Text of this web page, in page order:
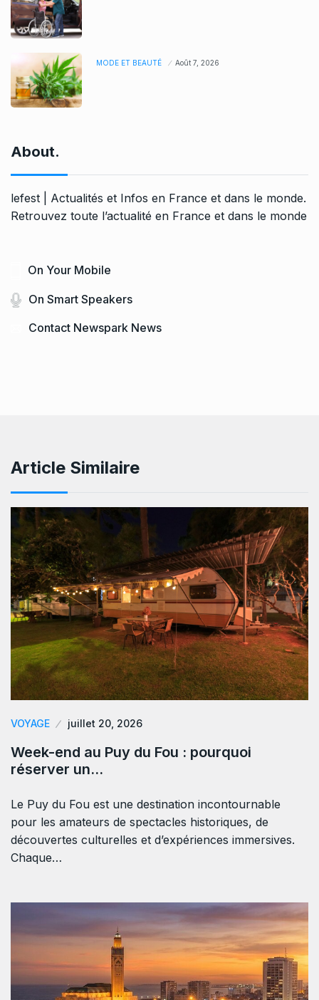
MODE ET BEAUTÉ Août 7, 2026
About.
lefest | Actualités et Infos en France et dans le monde.
Retrouvez toute l’actualité en France et dans le monde
On Your Mobile
On Smart Speakers
Contact Newspark News
Article Similaire
VOYAGE juillet 20, 2026
Week-end au Puy du Fou : pourquoi
réserver un…
Le Puy du Fou est une destination incontournable
pour les amateurs de spectacles historiques, de
découvertes culturelles et d’expériences immersives.
Chaque…